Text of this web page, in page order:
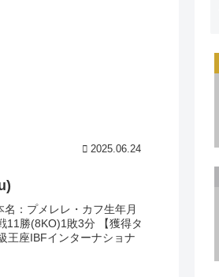
2025.06.24
：プメレレ・カフ生年月
11勝(8KO)1敗3分 【獲得タ
王座IBFインターナショナ